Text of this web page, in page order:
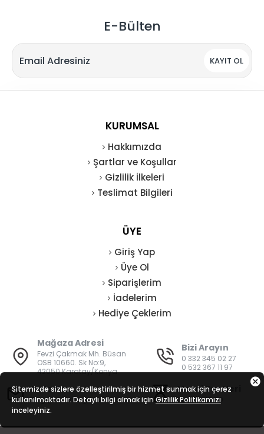
E-Bülten
KAYIT OL
KURUMSAL
Hakkımızda
Şartlar ve Koşullar
Gizlilik İlkeleri
Teslimat Bilgileri
ÜYE
Giriş Yap
Üye Ol
Siparişlerim
İadelerim
Hediye Çeklerim
Mağaza Adresi
Fevzi Çakmak Mh. Büsan
OSB 10660. Sk No:9,
42050 Karatay/Konya
Bizi Arayın
0 332 345 02 27
0 532 367 11 97
E-Posta
bilgi@vatanisguvenligi.com
Mesai Saatleri
08:00 - 19:00
Sitemizde sizlere özelleştirilmiş bir hizmet sunmak için çerez
kullanılmaktadır. Detaylı bilgi almak için Gizlilik Politikamızı
inceleyiniz.